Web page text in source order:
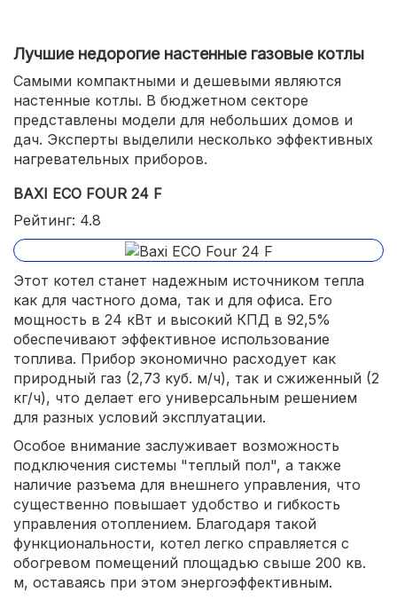
Лучшие недорогие настенные газовые котлы
Самыми компактными и дешевыми являются
настенные котлы. В бюджетном секторе
представлены модели для небольших домов и
дач. Эксперты выделили несколько эффективных
нагревательных приборов.
BAXI ECO FOUR 24 F
Рейтинг: 4.8
Этот котел станет надежным источником тепла
как для частного дома, так и для офиса. Его
мощность в 24 кВт и высокий КПД в 92,5%
обеспечивают эффективное использование
топлива. Прибор экономично расходует как
природный газ (2,73 куб. м/ч), так и сжиженный (2
кг/ч), что делает его универсальным решением
для разных условий эксплуатации.
Особое внимание заслуживает возможность
подключения системы "теплый пол", а также
наличие разъема для внешнего управления, что
существенно повышает удобство и гибкость
управления отоплением. Благодаря такой
функциональности, котел легко справляется с
обогревом помещений площадью свыше 200 кв.
м, оставаясь при этом энергоэффективным.